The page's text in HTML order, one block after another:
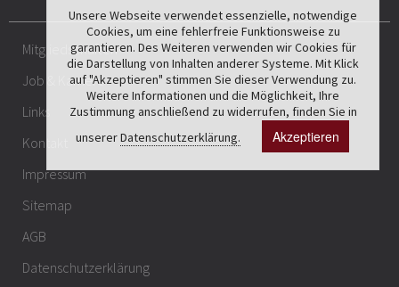
Mitgliedschaften
Job & Karriere
Links
Kontakt
Impressum
Sitemap
AGB
Datenschutzerklärung
Unsere Webseite verwendet essenzielle, notwendige
Cookies, um eine fehlerfreie Funktionsweise zu
garantieren. Des Weiteren verwenden wir Cookies für
die Darstellung von Inhalten anderer Systeme. Mit Klick
auf "Akzeptieren" stimmen Sie dieser Verwendung zu.
Weitere Informationen und die Möglichkeit, Ihre
Zustimmung anschließend zu widerrufen, finden Sie in
unsererDatenschutzerklärung. Akzeptieren